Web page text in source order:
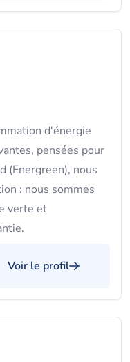
d'énergie
pensées pour
(Energreen), nous
: nous sommes
verte et
Voir le profil